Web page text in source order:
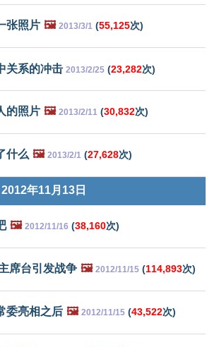
张照片 🖼️ 2013/3/1 (55,125次)
关系的冲击 2013/2/25 (23,282次)
的照片 🖼️ 2013/2/11 (30,832次)
什么 🖼️ 2013/2/1 (27,628次)
2012年11月13日
🖼️ 2012/11/16 (38,160次)
席台引发战争 🖼️ 2012/11/15 (114,893次)
委亮相之后 🖼️ 2012/11/15 (43,522次)